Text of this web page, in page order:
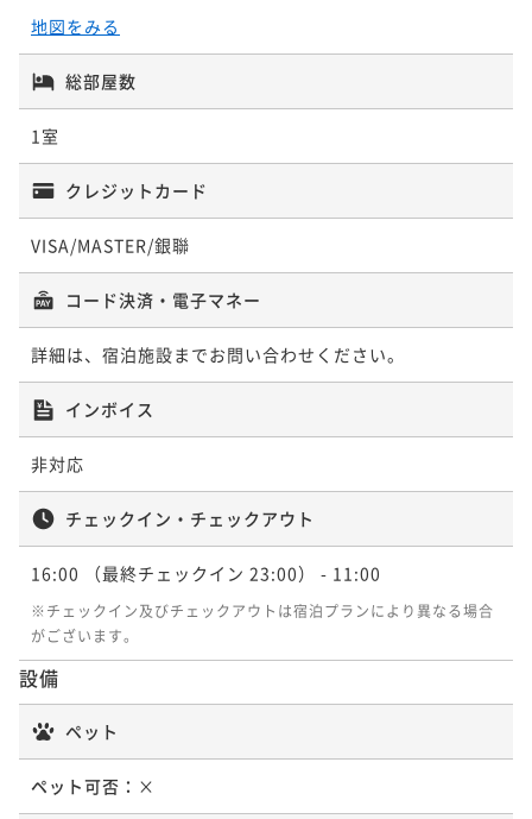
地図をみる
総部屋数
1室
クレジットカード
VISA/MASTER/銀聯
コード決済・電子マネー
詳細は、宿泊施設までお問い合わせください。
インボイス
非対応
チェックイン・チェックアウト
16:00 （最終チェックイン 23:00） - 11:00
※チェックイン及びチェックアウトは宿泊プランにより異なる場合
がございます。
設備
ペット
ペット可否： ×